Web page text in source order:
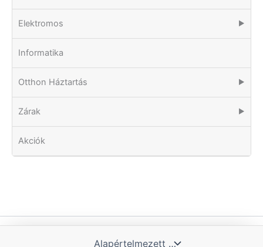
Elektromos ▶
Informatika
Otthon Háztartás ▶
Zárak ▶
Akciók
Copyright © 2026 Tomka Kft. | Powered by Blue Hill IT Solutions